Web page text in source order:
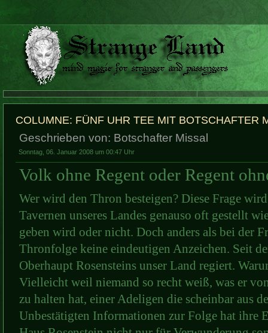
COLUMNE: FÜNF UHR TEE MIT BOTSCHAFTER
Geschrieben von: Botschafter Missal
Sonntag, 06. Januar 2008 um 00:47 Uhr
Volk ohne Regent oder Regent
Wer wird den Thron besteigen? Diese Frage
Tavernen unseres Landes genauso oft gestellt
geben wird oder nicht. Doch anders als bei der
Thronfolge keine eindeutigen Anzeichen. Seit
Oberhaupt Rosensteins unser Land regiert.
Vielleicht weil niemand so recht weiß, was er
zu halten hat, einer Adeligen die scheinbar aus
Unbestätigten Informationen zur Folge hat ihre